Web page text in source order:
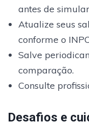
antes de
Atualize seus
conforme o
Salve
comparação.
Consulte
Desafios e